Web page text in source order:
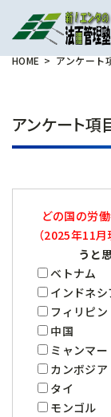
HOME アンケート
アンケート項
どの国の労
（2025年11月
うと
ベトナム
インドネシ
フィリピン
中国
ミャンマー
カンボジア
タイ
モンゴル